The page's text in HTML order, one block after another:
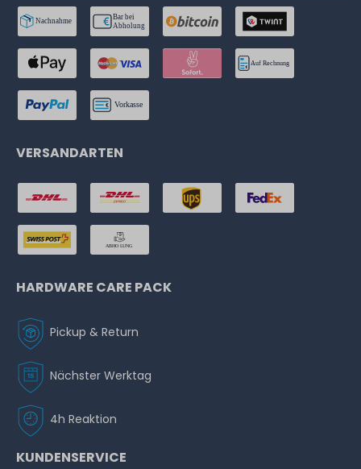
VERSANDARTEN
HARDWARE CARE PACK
Pickup & Return
Nächster Werktag
4h Reaktion
KUNDENSERVICE